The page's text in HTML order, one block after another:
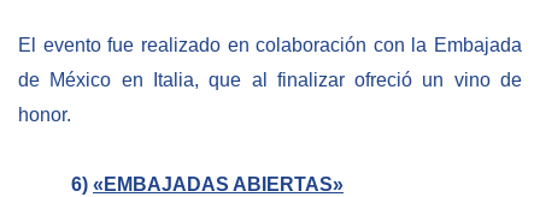
El evento fue realizado en colaboración con la Embajada
de México en Italia, que al finalizar ofreció un vino de
honor.
6) «EMBAJADAS ABIERTAS»